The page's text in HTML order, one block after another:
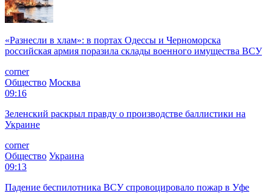
«Разнесли в хлам»: в портах Одессы и Черноморска
российская армия поразила склады военного имущества ВСУ
corner
Общество Москва
09:16
Зеленский раскрыл правду о производстве баллистики на
Украине
corner
Общество Украина
09:13
Падение беспилотника ВСУ спровоцировало пожар в Уфе